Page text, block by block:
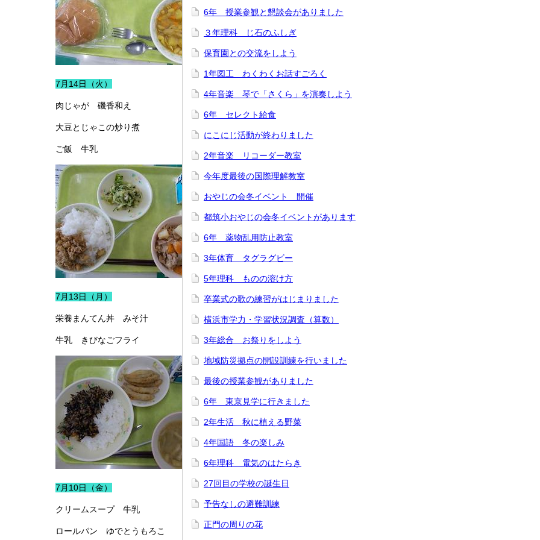
7月14日（火）
肉じゃが 磯香和え
大豆とじゃこの炒り煮
ご飯 牛乳
7月13日（月）
栄養まんてん丼 みそ汁
牛乳 きびなごフライ
7月10日（金）
クリームスープ 牛乳
ロールパン ゆでとうもろこ
6年 授業参観と懇談会がありました
３年理科 じ石のふしぎ
保育園との交流をしよう
1年図工 わくわくお話すごろく
4年音楽 琴で「さくら」を演奏しよう
6年 セレクト給食
にこにじ活動が終わりました
2年音楽 リコーダー教室
今年度最後の国際理解教室
おやじの会冬イベント 開催
都筑小おやじの会冬イベントがあります
6年 薬物乱用防止教室
3年体育 タグラグビー
5年理科 ものの溶け方
卒業式の歌の練習がはじまりました
横浜市学力・学習状況調査（算数）
3年総合 お祭りをしよう
地域防災拠点の開設訓練を行いました
最後の授業参観がありました
6年 東京見学に行きました
2年生活 秋に植える野菜
4年国語 冬の楽しみ
6年理科 電気のはたらき
27回目の学校の誕生日
予告なしの避難訓練
正門の周りの花